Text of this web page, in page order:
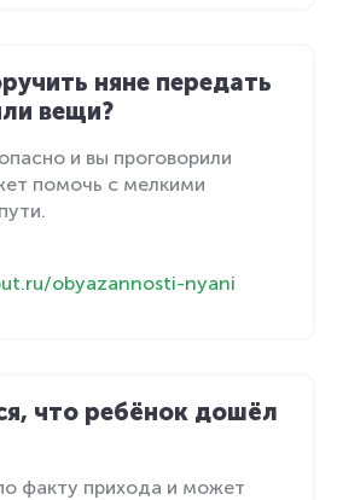
няне передать
вещи?
и вы проговорили
помочь с мелкими
obyazannosti-nyani
что ребёнок дошёл
факту прихода и может